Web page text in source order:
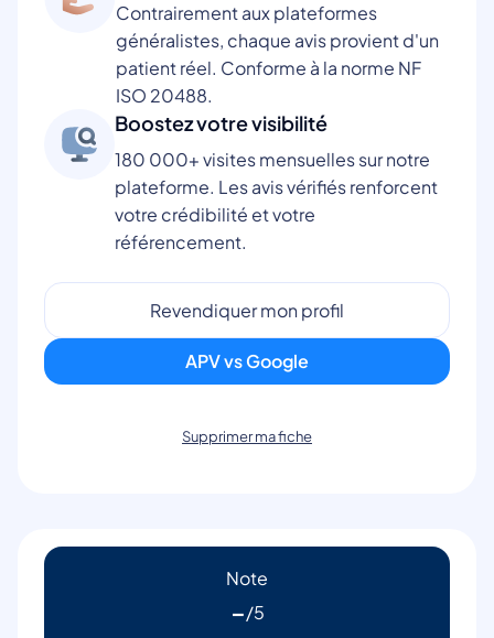
Contrairement aux plateformes
généralistes, chaque avis provient d'un
patient réel. Conforme à la norme NF
ISO 20488.
Boostez votre visibilité
180 000+ visites mensuelles sur notre
plateforme. Les avis vérifiés renforcent
votre crédibilité et votre
référencement.
Revendiquer mon profil
APV vs Google
Supprimer ma fiche
Note
-